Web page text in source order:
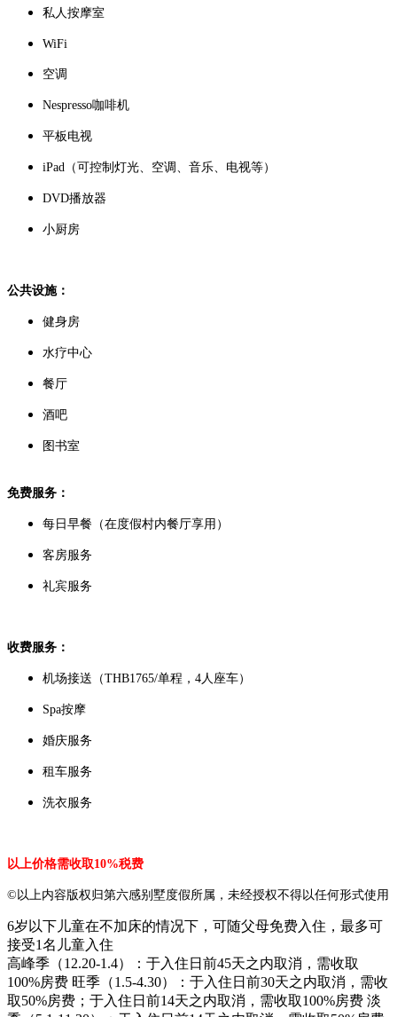
私人按摩室
WiFi
空调
Nespresso咖啡机
平板电视
iPad（可控制灯光、空调、音乐、电视等）
DVD播放器
小厨房
公共设施：
健身房
水疗中心
餐厅
酒吧
图书室
免费服务：
每日早餐（在度假村内餐厅享用）
客房服务
礼宾服务
收费服务：
机场接送（THB1765/单程，4人座车）
Spa按摩
婚庆服务
租车服务
洗衣服务
以上价格需收取10%税费
©以上内容版权归第六感别墅度假所属，未经授权不得以任何形式使用
6岁以下儿童在不加床的情况下，可随父母免费入住，最多可
接受1名儿童入住
高峰季（12.20-1.4）：于入住日前45天之内取消，需收取
100%房费 旺季（1.5-4.30）：于入住日前30天之内取消，需收
取50%房费；于入住日前14天之内取消，需收取100%房费 淡